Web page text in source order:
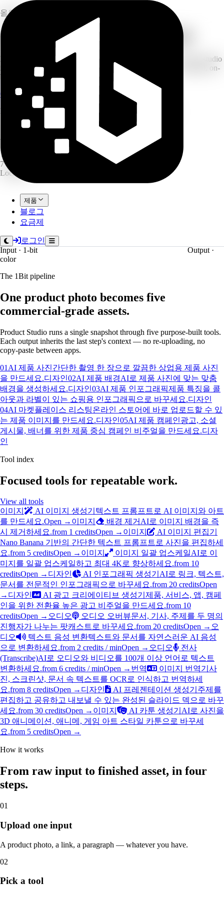
제품
블로그
요금제
로그인
올인원 AI 크리에이션 플랫폼
1Bit AI 와 함께 더 빠르게 시작하세요
Drop in a single product photo or a rough idea. 1Bit turns it into studio
images, ad creatives, infographics, podcasts and more — finished, on-
brand, ready to ship.
Create for free
Explore the tools
No card required · Free credits to start · Cancel anytime
→ 5 outputs
7 langs
Localized
Input · 1-bit
Output ·
color
The 1Bit pipeline
One product photo becomes five
commercial-grade assets.
Product Studio runs a single snapshot through five purpose-built tools.
Each output inherits the last step's context — no re-uploading, no
copy-paste between apps.
01 AI 제품 사진간단한 촬영 한 장으로 깔끔한 상업용 제품 사진
을 만드세요.디자인02AI 제품 배경AI로 제품 사진에 맞는 맞춤
배경을 생성하세요.디자인03AI 제품 인포그래픽제품 특징을 콜
아웃과 라벨이 있는 쇼핑용 인포그래픽으로 바꾸세요.디자인
04AI 마켓플레이스 리스팅온라인 스토어에 바로 업로드할 수 있
는 제품 이미지를 만드세요.디자인05AI 제품 캠페인광고, 소셜
게시물, 배너를 위한 제품 중심 캠페인 비주얼을 만드세요.디자
인
Tool index
Focused tools for repeatable work.
View all tools
이미지
AI 이미지 생성기 텍스트 프롬프트로 AI 이미지와 아트
를 만드세요.Open → 이미지 배경 제거AI로 이미지 배경을 즉
시 제거하세요.from 1 creditsOpen → 이미지
AI 이미지 편집기
Nano Banana 기반의 간단한 텍스트 프롬프트로 사진을 편집하세
요.from 5 creditsOpen → 이미지 이미지 일괄 업스케일AI로 이
미지를 일괄 업스케일하고 최대 4K로 향상하세요.from 10
creditsOpen → 디자인 AI 인포그래픽 생성기 AI로 링크, 텍스트,
문서를 전문적인 인포그래픽으로 바꾸세요.from 20 creditsOpen
→ 디자인 AI 광고 크리에이티브 생성기 제품, 서비스, 앱, 캠페
인을 위한 전환율 높은 광고 비주얼을 만드세요.from 10
creditsOpen → 오디오 오디오 오버뷰문서, 기사, 주제를 두 명의
진행자가 나누는 팟캐스트로 바꾸세요.from 20 creditsOpen → 오
디오
텍스트 음성 변환텍스트와 문서를 자연스러운 AI 음성
으로 변환하세요.from 2 credits / minOpen → 오디오
전사
(Transcribe)AI로 오디오와 비디오를 100개 이상 언어로 텍스트
변환하세요.from 6 credits / minOpen → 번역 이미지 번역기 사
진, 스크린샷, 문서 속 텍스트를 OCR로 인식하고 번역하세
요.from 8 creditsOpen → 디자인 AI 프레젠테이션 생성기 주제를
편집하고 공유하고 내보낼 수 있는 완성된 슬라이드 덱으로 바꾸
세요.from 30 creditsOpen → 이미지 AI 카툰 생성기 AI로 사진을
3D 애니메이션, 애니메, 게임 아트 스타일 카툰으로 바꾸세
요.from 5 creditsOpen →
How it works
From raw input to finished asset, in four
steps.
01
Upload one input
A product photo, a link, a paragraph — whatever you have.
02
Pick a tool